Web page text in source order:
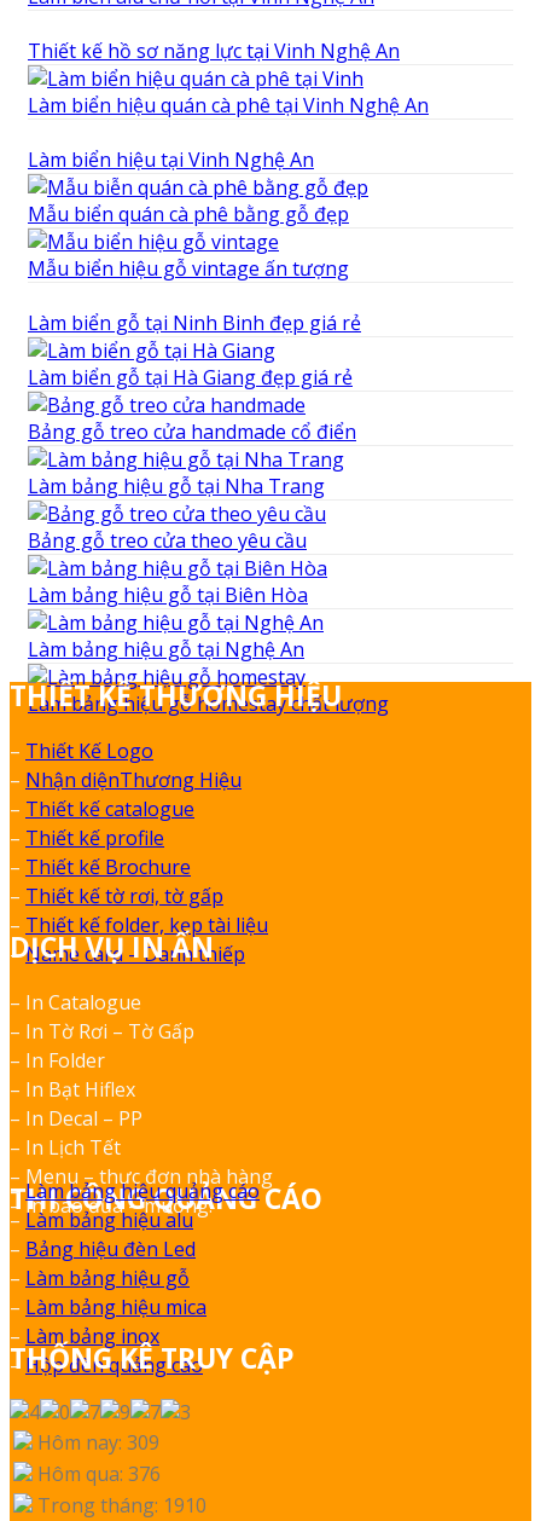
Thiết kế hồ sơ năng lực tại Vinh Nghệ An
Làm biển hiệu quán cà phê tại Vinh Nghệ An
Làm biển hiệu tại Vinh Nghệ An
Mẫu biển quán cà phê bằng gỗ đẹp
Mẫu biển hiệu gỗ vintage ấn tượng
Làm biển gỗ tại Ninh Binh đẹp giá rẻ
Làm biển gỗ tại Hà Giang đẹp giá rẻ
Bảng gỗ treo cửa handmade cổ điển
Làm bảng hiệu gỗ tại Nha Trang
Bảng gỗ treo cửa theo yêu cầu
Làm bảng hiệu gỗ tại Biên Hòa
Làm bảng hiệu gỗ tại Nghệ An
Làm bảng hiệu gỗ homestay chất lượng
THIẾT KẾ THƯƠNG HIỆU
– Thiết Kế Logo
– Nhận diệnThương Hiệu
– Thiết kế catalogue
– Thiết kế profile
– Thiết kế Brochure
– Thiết kế tờ rơi, tờ gấp
– Thiết kế folder, kẹp tài liệu
–Name card – Danh thiếp
DỊCH VỤ IN ẤN
– In Catalogue
– In Tờ Rơi – Tờ Gấp
– In Folder
– In Bạt Hiflex
– In Decal – PP
– In Lịch Tết
– Menu – thực đơn nhà hàng
– In bao đũa – muỗng.
THI CÔNG QUẢNG CÁO
–Làm bảng hiệu quảng cáo
– Làm bảng hiệu alu
– Bảng hiệu đèn Led
– Làm bảng hiệu gỗ
– Làm bảng hiệu mica
– Làm bảng inox
– Hộp đèn quảng cáo
THỐNG KÊ TRUY CẬP
Hôm nay: 309
Hôm qua: 376
Trong tháng: 1910